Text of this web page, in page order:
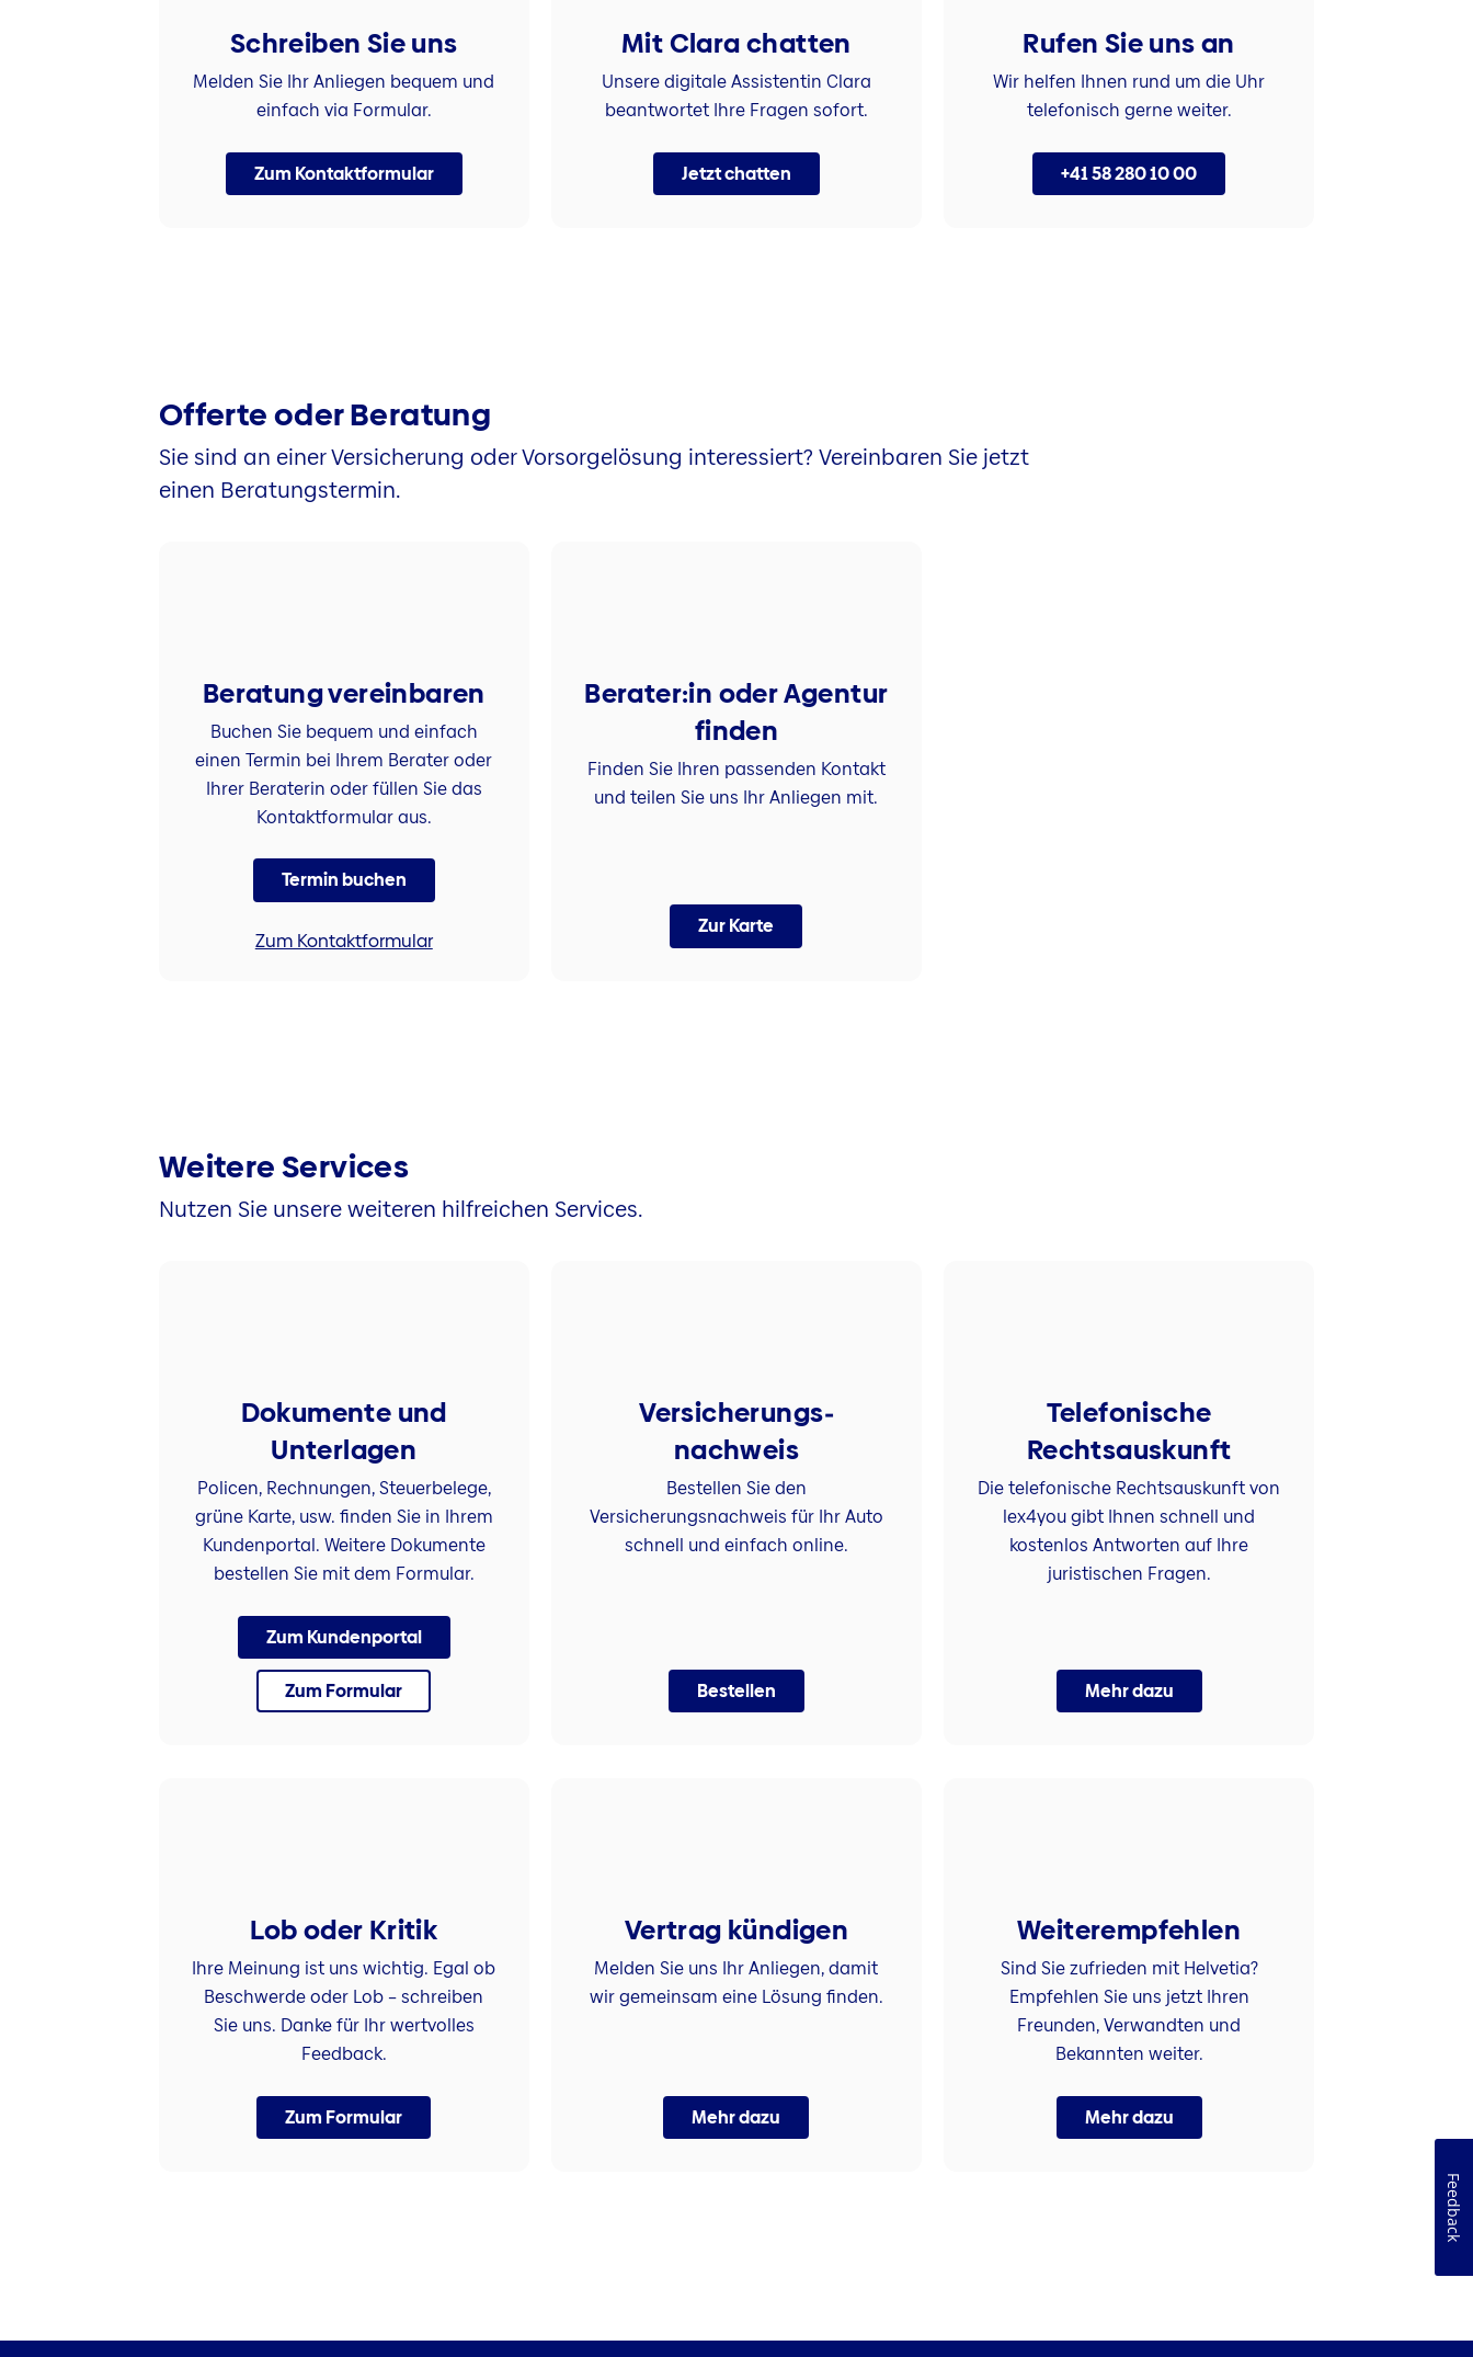
Schreiben Sie uns
Melden Sie Ihr Anliegen bequem und
einfach via Formular.
Zum Kontaktformular
Mit Clara chatten
Unsere digitale Assistentin Clara
beantwortet Ihre Fragen sofort.
Jetzt chatten
Rufen Sie uns an
Wir helfen Ihnen rund um die Uhr
telefonisch gerne weiter.
+41 58 280 10 00
Offerte oder Beratung
Sie sind an einer Versicherung oder Vorsorgelösung interessiert? Vereinbaren Sie jetzt
einen Beratungstermin.
Beratung vereinbaren
Buchen Sie bequem und einfach
einen Termin bei Ihrem Berater oder
Ihrer Beraterin oder füllen Sie das
Kontaktformular aus.
Termin buchen
Zum Kontaktformular
Berater:in oder Agentur
finden
Finden Sie Ihren passenden Kontakt
und teilen Sie uns Ihr Anliegen mit.
Zur Karte
Weitere Services
Nutzen Sie unsere weiteren hilfreichen Services.
Dokumente und
Unterlagen
Policen, Rechnungen, Steuerbelege,
grüne Karte, usw. finden Sie in Ihrem
Kundenportal. Weitere Dokumente
bestellen Sie mit dem Formular.
Zum Kundenportal
Zum Formular
Versicherungs­
nachweis
Bestellen Sie den
Versicherungsnachweis für Ihr Auto
schnell und einfach online.
Bestellen
Telefonische
Rechtsauskunft
Die telefonische Rechtsauskunft von
lex4you gibt Ihnen schnell und
kostenlos Antworten auf Ihre
juristischen Fragen.
Mehr dazu
Lob oder Kritik
Ihre Meinung ist uns wichtig. Egal ob
Beschwerde oder Lob – schreiben
Sie uns. Danke für Ihr wertvolles
Feedback.
Zum Formular
Vertrag kündigen
Melden Sie uns Ihr Anliegen, damit
wir gemeinsam eine Lösung finden.
Mehr dazu
Weiterempfehlen
Sind Sie zufrieden mit Helvetia?
Empfehlen Sie uns jetzt Ihren
Freunden, Verwandten und
Bekannten weiter.
Mehr dazu
Feedback